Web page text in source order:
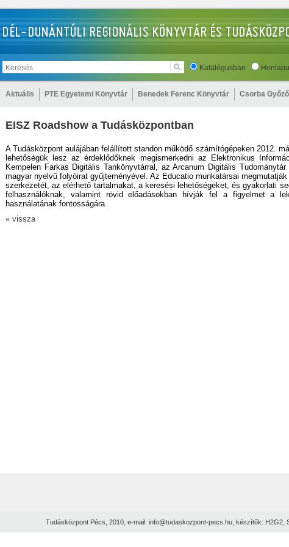
Katalógusban
Aktuális PTE Egyetemi Könyvtár Benedek Ferenc Könyvtár Csorba
EISZ Roadshow a Tudásközpontban
A Tudásközpont aulájában felállított standon működő számítógépeken 2012.
lehetőségük lesz az érdeklődőknek megismerkedni az Elektronikus
Kempelen Farkas Digitális Tankönyvtárral, az Arcanum Digitális
magyar nyelvű folyóirat gyűjteményével. Az Educatio munkatársai
szerkezetét, az elérhető tartalmakat, a keresési lehetőségeket, és gyakorlati
felhasználóknak, valamint rövid előadásokban hívják fel a figyelmet a
használatának fontosságára.
« vissza
Tudásközpont Pécs, 2010, e-mail: info@tudaskozpont-pecs.hu , készítők: H2G2